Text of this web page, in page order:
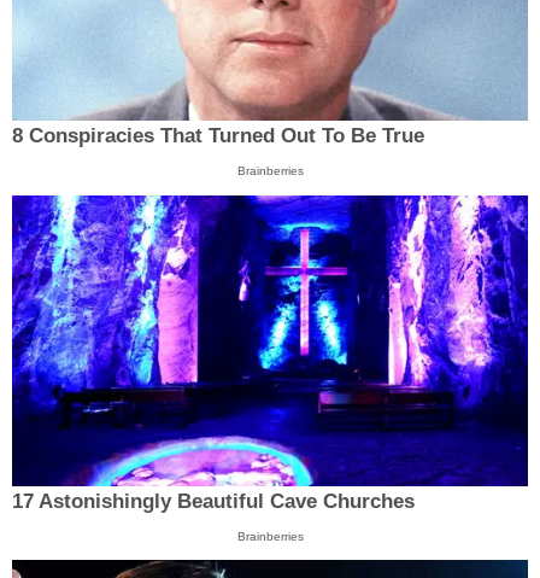
8 Conspiracies That Turned Out To Be True
Brainberries
17 Astonishingly Beautiful Cave Churches
Brainberries